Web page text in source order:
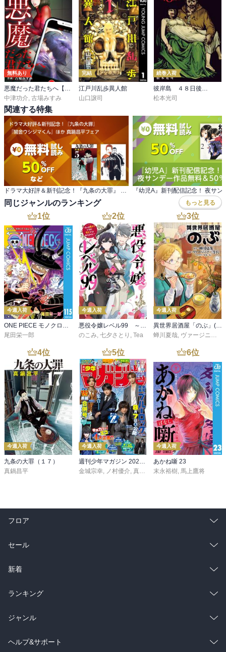
無料あり
悪魔だった君たちへ【合本版】
中津功介, 古場みすみ
完結
江戸川乱歩異人館
山口譲司
続巻入荷
彼岸島 ４８日後…
松本光司
関連する特集
ドラマ大好評＆新刊記念！『九条の大罪』 『闇金ウシジマくん』ほか 真鍋昌平フェア
同じジャンルのランキング もっと見る
1位
今週入荷
尾田栄一郎
2位
今週入荷
のこみ 七夕さとり Tea
3位
今週入荷
蝉川夏哉 ヴァージニア二等兵
4位
今週入荷
九条の大罪（１７）
真鍋昌平
5位
今週入荷
週刊少年マガジン 2026年36・37号[2026年8月5日発売]
金城宗幸, ノ村優介, 真島ヒロ ,宮島礼吏,新川直司
6位
今週入荷
あかね噺 23
末永裕樹, 馬上鷹将
フロア
総合
ラノベ
雑誌・グラビア
BL・TL
セール
総合
ラノベ
雑誌・グラビア
BL・TL
新着
総合
ラノベ
雑誌・グラビア
ランキング
総合
ラノベ
ジャンル
コミック
ヘルプ&サポート